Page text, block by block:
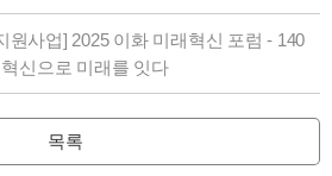
원사업] 2025 이화 미래혁신 포럼 - 140
신으로 미래를 잇다
목록